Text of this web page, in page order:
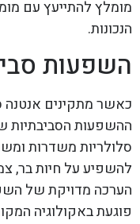
מומלץ להתייעץ עם
הנכונות.
השפעות
כאשר מתקינים אנטנה
ההשפעות הסביבתיות
סלולריות משדרות
להשפיע על חיות בר,
הערכה מדויקת של
פוגעת באקולוגיה